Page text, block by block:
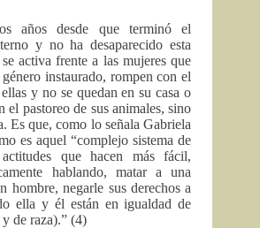
años desde que terminó el
y no ha desaparecido esta
activa frente a las mujeres que
instaurado, rompen con el
y no se quedan en su casa o
el pastoreo de sus animales, sino
Es que, como lo señala Gabriela
es aquel “complejo sistema de
que hacen más fácil,
hablando, matar a una
hombre, negarle sus derechos a
ella y él están en igualdad de
de raza).” (4)